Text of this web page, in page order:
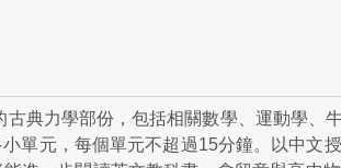
古典力學部份，包括相關數學、運動學
單元，每個單元不超過15分鐘。以中